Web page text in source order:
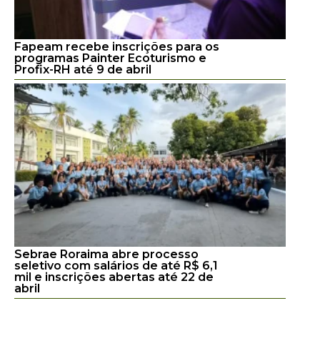
Fapeam recebe inscrições para os
programas Painter Ecoturismo e
Profix-RH até 9 de abril
Sebrae Roraima abre processo
seletivo com salários de até R$ 6,1
mil e inscrições abertas até 22 de
abril